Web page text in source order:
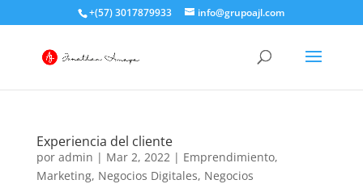
+(57) 3017879933 info@grupoajl.com
Experiencia del cliente
por admin | Mar 2, 2022| Emprendimiento,
Marketing, Negocios Digitales, Negocios